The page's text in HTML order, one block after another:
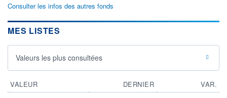
Consulter les infos des autres fonds
MES LISTES
Valeurs les plus consultées
VALEUR DERNIER
VAR.